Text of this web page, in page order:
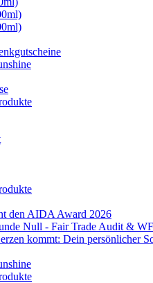
den AIDA Award 2026
Null - Fair Trade Audit &
kommt: Dein persönlicher